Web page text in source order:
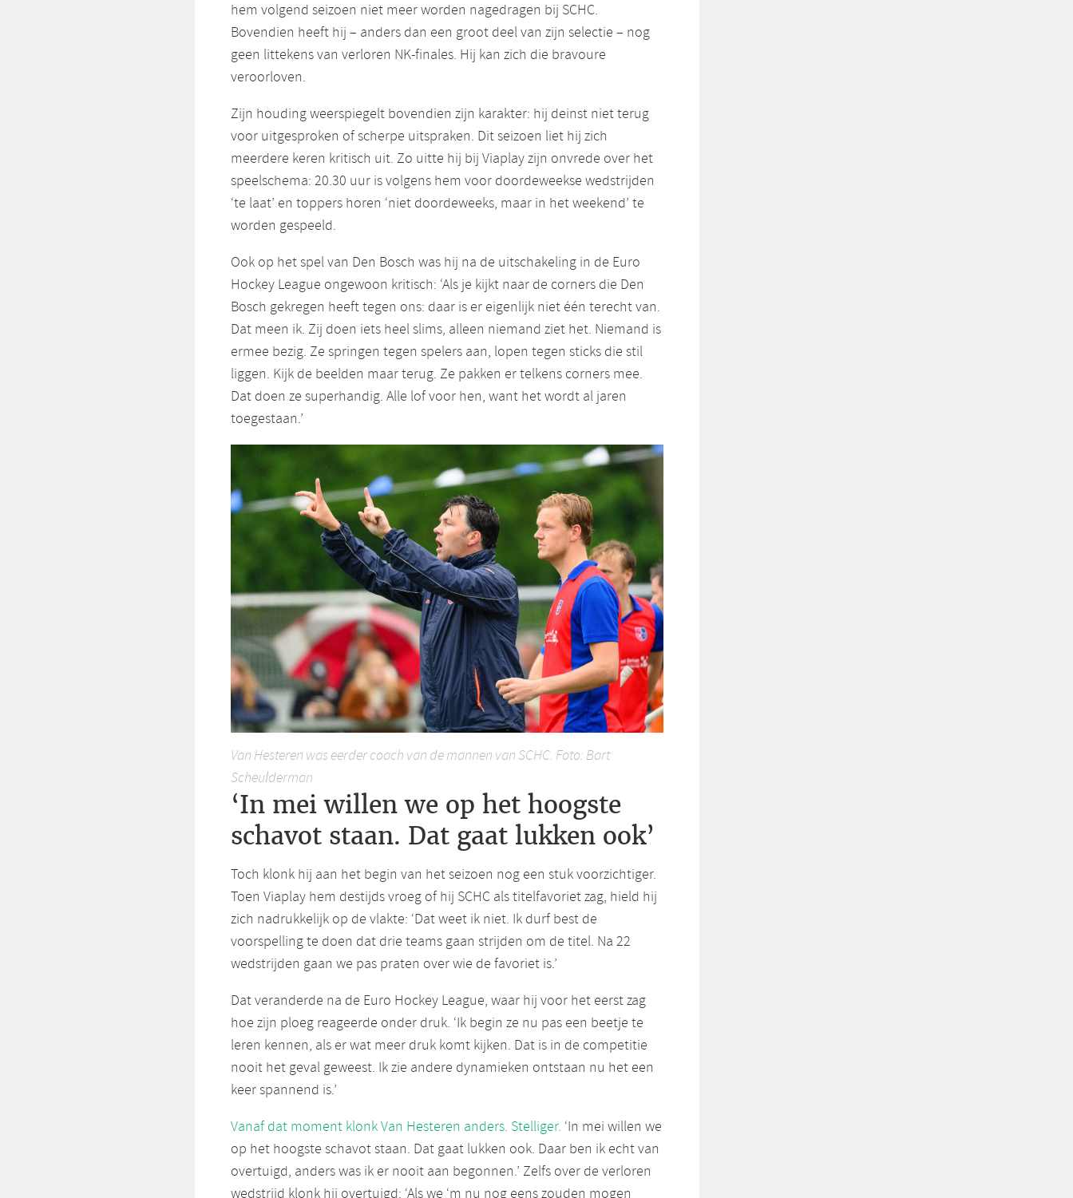
hem volgend seizoen niet meer worden nagedragen bij SCHC.
Bovendien heeft hij – anders dan een groot deel van zijn selectie – nog
geen littekens van verloren NK-finales. Hij kan zich die bravoure
veroorloven.
Zijn houding weerspiegelt bovendien zijn karakter: hij deinst niet terug
voor uitgesproken of scherpe uitspraken. Dit seizoen liet hij zich
meerdere keren kritisch uit. Zo uitte hij bij Viaplay zijn onvrede over het
speelschema: 20.30 uur is volgens hem voor doordeweekse wedstrijden
‘te laat’ en toppers horen ‘niet doordeweeks, maar in het weekend’ te
worden gespeeld.
Ook op het spel van Den Bosch was hij na de uitschakeling in de Euro
Hockey League ongewoon kritisch: ‘Als je kijkt naar de corners die Den
Bosch gekregen heeft tegen ons: daar is er eigenlijk niet één terecht van.
Dat meen ik. Zij doen iets heel slims, alleen niemand ziet het. Niemand is
ermee bezig. Ze springen tegen spelers aan, lopen tegen sticks die stil
liggen. Kijk de beelden maar terug. Ze pakken er telkens corners mee.
Dat doen ze superhandig. Alle lof voor hen, want het wordt al jaren
toegestaan.’
Van Hesteren was eerder coach van de mannen van SCHC. Foto: Bart
Scheulderman
‘In mei willen we op het hoogste
schavot staan. Dat gaat lukken ook’
Toch klonk hij aan het begin van het seizoen nog een stuk voorzichtiger.
Toen Viaplay hem destijds vroeg of hij SCHC als titelfavoriet zag, hield hij
zich nadrukkelijk op de vlakte: ‘Dat weet ik niet. Ik durf best de
voorspelling te doen dat drie teams gaan strijden om de titel. Na 22
wedstrijden gaan we pas praten over wie de favoriet is.’
Dat veranderde na de Euro Hockey League, waar hij voor het eerst zag
hoe zijn ploeg reageerde onder druk. ‘Ik begin ze nu pas een beetje te
leren kennen, als er wat meer druk komt kijken. Dat is in de competitie
nooit het geval geweest. Ik zie andere dynamieken ontstaan nu het een
keer spannend is.’
Vanaf dat moment klonk Van Hesteren anders. Stelliger. ‘In mei willen we
op het hoogste schavot staan. Dat gaat lukken ook. Daar ben ik echt van
overtuigd, anders was ik er nooit aan begonnen.’ Zelfs over de verloren
wedstrijd klonk hij overtuigd: ‘Als we ‘m nu nog eens zouden mogen